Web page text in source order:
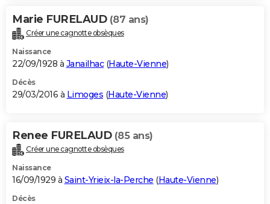
Marie FURELAUD (87 ans)
Créer une cagnotte obsèques
Naissance
22/09/1928 à Janailhac(Haute-Vienne)
Décès
29/03/2016 à Limoges (Haute-Vienne)
Renee FURELAUD (85 ans)
Créer une cagnotte obsèques
Naissance
16/09/1929 à Saint-Yrieix-la-Perche (Haute-Vienne)
Décès